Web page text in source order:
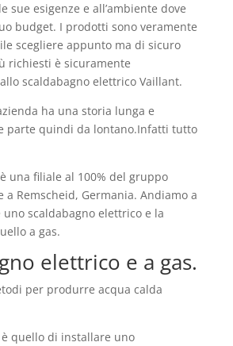
sue esigenze e all’ambiente dove
budget. I prodotti sono veramente
scegliere appunto ma di sicuro
richiesti è sicuramente
scaldabagno elettrico Vaillant.
ha una storia lunga e
parte quindi da lontano.Infatti tutto
una filiale al 100% del gruppo
a Remscheid, Germania. Andiamo a
uno scaldabagno elettrico e la
a gas.
elettrico e a gas.
per produrre acqua calda
quello di installare uno